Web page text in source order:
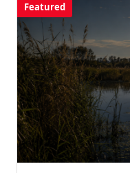
Featured